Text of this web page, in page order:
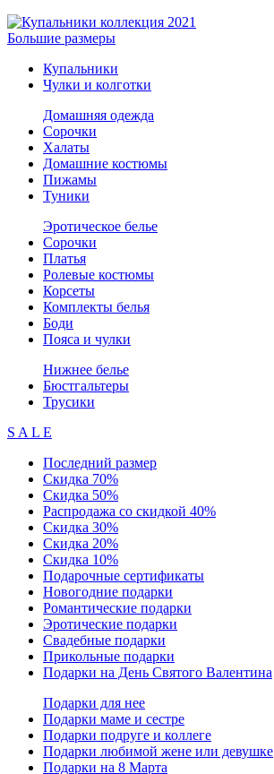
Большие размеры
Купальники
Чулки и колготки
Домашняя одежда
Сорочки
Халаты
Домашние костюмы
Пижамы
Туники
Эротическое белье
Сорочки
Платья
Ролевые костюмы
Корсеты
Комплекты белья
Боди
Пояса и чулки
Нижнее белье
Бюстгальтеры
Трусики
S A L E
Последний размер
Скидка 70%
Скидка 50%
Распродажа со скидкой 40%
Скидка 30%
Скидка 20%
Скидка 10%
Подарочные сертификаты
Новогодние подарки
Романтические подарки
Эротические подарки
Свадебные подарки
Прикольные подарки
Подарки на День Святого Валентина
Подарки для нее
Подарки маме и сестре
Подарки подруге и коллеге
Подарки любимой жене или девушке
Подарки на 8 Марта